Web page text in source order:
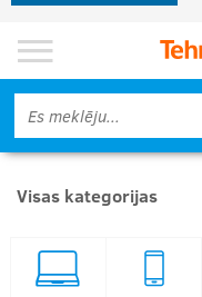
Visas kategorijas